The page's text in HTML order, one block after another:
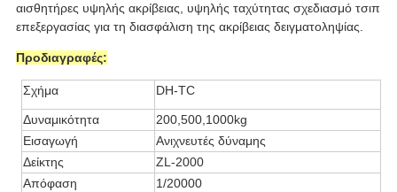
αισθητήρες υψηλής ακρίβειας, υψηλής ταχύτητας σχεδιασμό τσιπ
επεξεργασίας για τη διασφάλιση της ακρίβειας δειγματοληψίας.
Προδιαγραφές:
Σχήμα DH-TC
Δυναμικότητα
200,500,1000kg
Εισαγωγή
Ανιχνευτές δύναμης
Δείκτης
ZL-2000
Απόφαση
1/20000